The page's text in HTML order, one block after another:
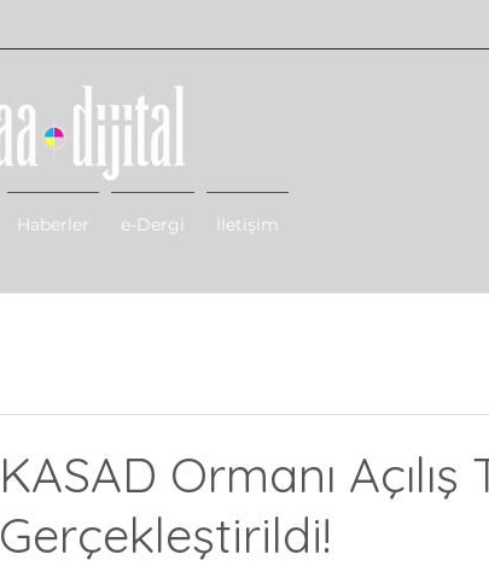
Haberler e-Dergi İletişim
KASAD Ormanı Açılış
Gerçekleştirildi!